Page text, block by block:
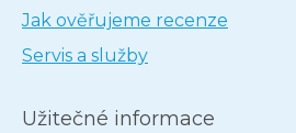
Jak ověřujeme recenze
Servis a služby
Užitečné informace